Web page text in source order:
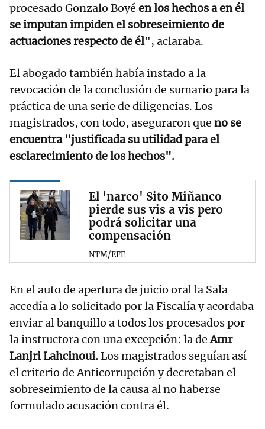
procesado Gonzalo Boyé en los hechos a en él
se imputan impiden el sobreseimiento de
actuaciones respecto de él", aclaraba.
El abogado también había instado a la
revocación de la conclusión de sumario para la
práctica de una serie de diligencias. Los
magistrados, con todo, aseguraron que no se
encuentra "justificada su utilidad para el
esclarecimiento de los hechos".
El 'narco' Sito Miñanco
pierde sus vis a vis pero
podrá solicitar una
compensación
NTM/EFE
En el auto de apertura de juicio oral la Sala
accedía a lo solicitado por la Fiscalía y acordaba
enviar al banquillo a todos los procesados por
la instructora con una excepción: la deAmr
Lanjri Lahcinoui.Los magistrados seguían así
el criterio de Anticorrupción y decretaban el
sobreseimiento de la causa al no haberse
formulado acusación contra él.